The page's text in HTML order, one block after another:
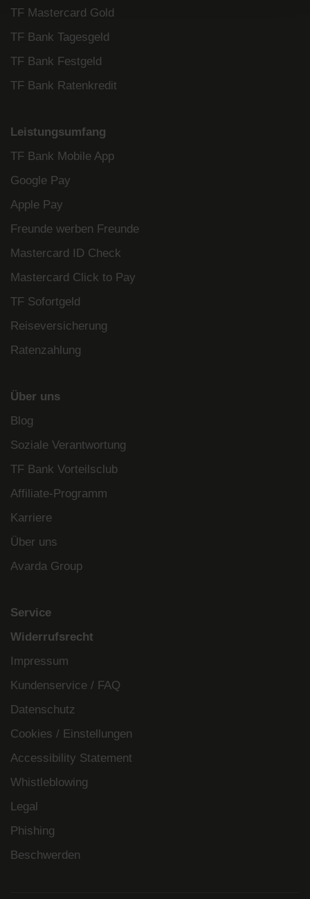
TF Mastercard Gold
TF Bank Tagesgeld
TF Bank Festgeld
TF Bank Ratenkredit
Leistungsumfang
TF Bank Mobile App
Google Pay
Apple Pay
Freunde werben Freunde
Mastercard ID Check
Mastercard Click to Pay
TF Sofortgeld
Reiseversicherung
Ratenzahlung
Über uns
Blog
Soziale Verantwortung
TF Bank Vorteilsclub
Affiliate-Programm
Karriere
Über uns
Avarda Group
Service
Widerrufsrecht
Impressum
Kundenservice / FAQ
Datenschutz
Cookies / Einstellungen
Accessibility Statement
Whistleblowing
Legal
Phishing
Beschwerden